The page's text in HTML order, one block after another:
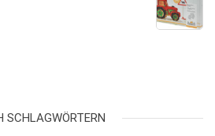
SCHLAGWÖRTERN